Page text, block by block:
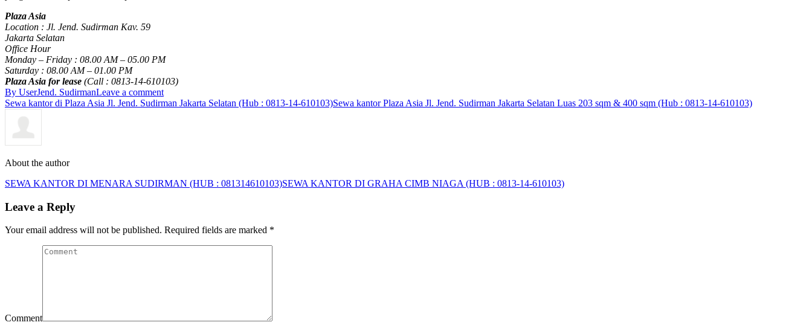
Plaza Asia
Location : Jl. Jend. Sudirman Kav. 59
Jakarta Selatan
Office Hour
Monday – Friday : 08.00 AM – 05.00 PM
Saturday : 08.00 AM – 01.00 PM
Plaza Asia for lease (Call : 0813-14-610103)
By UserJend. SudirmanLeave a comment
Sewa kantor di Plaza Asia Jl. Jend. Sudirman Jakarta Selatan (Hub : 0813-14-610103)Sewa kantor Plaza Asia Jl. Jend. Sudirman Jakarta Selatan Luas 203 sqm & 400 sqm (Hub : 0813-14-610103)
About the author
SEWA KANTOR DI MENARA SUDIRMAN (HUB : 081314610103)SEWA KANTOR DI GRAHA CIMB NIAGA (HUB : 0813-14-610103)
Leave a Reply
Your email address will not be published. Required fields are marked *
Comment